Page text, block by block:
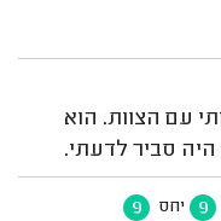
עם הצוות. הוא
היה סביר לדעתי.
9 יחס 9